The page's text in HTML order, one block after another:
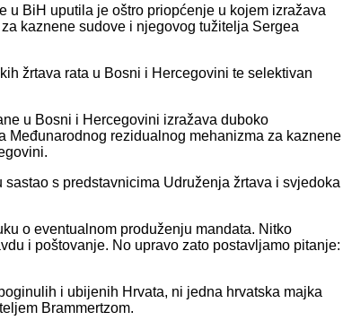
u BiH uputila je oštro priopćenje u kojem izražava
kaznene sudove i njegovog tužitelja Sergea
žrtava rata u Bosni i Hercegovini te selektivan
u Bosni i Hercegovini izražava duboko
rezidualnog mehanizma za kaznene
s predstavnicima Udruženja žrtava i svjedoka
o eventualnom produženju mandata. Nitko
i poštovanje. No upravo zato postavljamo pitanje:
i ubijenih Hrvata, ni jedna hrvatska majka
Brammertzom.